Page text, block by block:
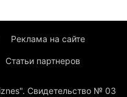
Реклама на сайте
Статьи партнеров
Свидетельство № 03